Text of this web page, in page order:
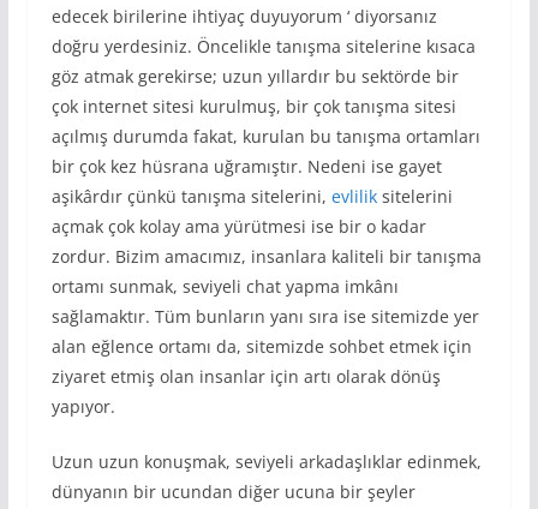
edecek birilerine ihtiyaç duyuyorum ‘ diyorsanız
doğru yerdesiniz. Öncelikle tanışma sitelerine kısaca
göz atmak gerekirse; uzun yıllardır bu sektörde bir
çok internet sitesi kurulmuş, bir çok tanışma sitesi
açılmış durumda fakat, kurulan bu tanışma ortamları
bir çok kez hüsrana uğramıştır. Nedeni ise gayet
aşikârdır çünkü tanışma sitelerini, evliliksitelerini
açmak çok kolay ama yürütmesi ise bir o kadar
zordur. Bizim amacımız, insanlara kaliteli bir tanışma
ortamı sunmak, seviyeli chat yapma imkânı
sağlamaktır. Tüm bunların yanı sıra ise sitemizde yer
alan eğlence ortamı da, sitemizde sohbet etmek için
ziyaret etmiş olan insanlar için artı olarak dönüş
yapıyor.
Uzun uzun konuşmak, seviyeli arkadaşlıklar edinmek,
dünyanın bir ucundan diğer ucuna bir şeyler